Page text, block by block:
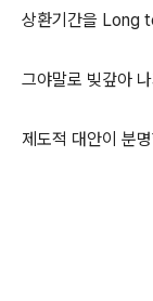
상환기간을 Long
그야말로 빚갚아
제도적 대안이 분